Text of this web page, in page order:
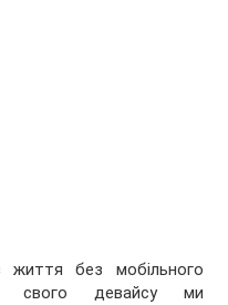
життя без мобільного
свого девайсу ми